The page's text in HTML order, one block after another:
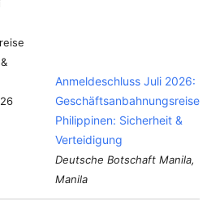
Anmeldeschluss Juli 2026:
Geschäftsanbahnungsreise
Philippinen: Sicherheit &
Verteidigung
Deutsche Botschaft Manila,
Manila